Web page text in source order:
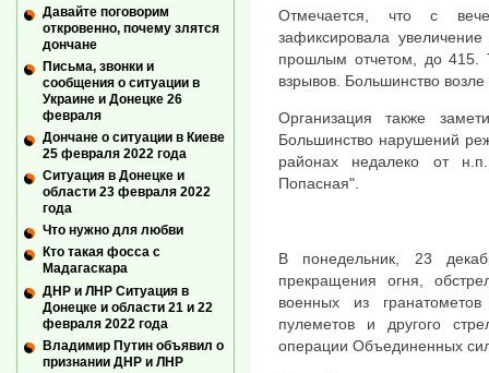
Отмечается, что с
зафиксировала
прошлым отчетом, до 415.
взрывов. Большинство
Организация также
Большинство нарушений
районах недалеко от
Попасная".
В понедельник, 23
прекращения огня,
военных из
пулеметов и другого
операции Объединенных
Давайте поговорим
откровенно, почему злятся
дончане
Письма, звонки и
сообщения о ситуации в
Украине и Донецке 26
февраля
Дончане о ситуации в Киеве
25 февраля 2022 года
Ситуация в Донецке и
области 23 февраля 2022
года
Что нужно для любви
Кто такая фосса с
Мадагаскара
ДНР и ЛНР Ситуация в
Донецке и области 21 и 22
февраля 2022 года
Владимир Путин объявил о
признании ДНР и ЛНР